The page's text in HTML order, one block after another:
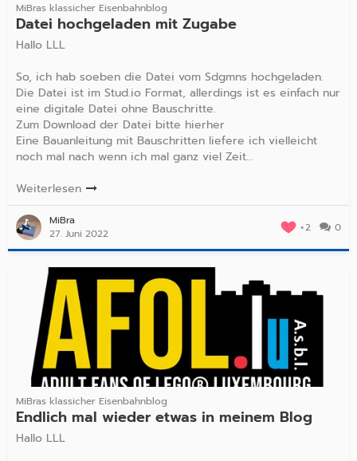
MiBras klassicher Eisenbahnblog
Datei hochgeladen mit Zugabe
Hallo LLL
So, ich hab soeben die Datei vom Sdgmns hochgeladen.
Die Datei ist im Stud.io Format, allerdings ist es einfach nur
eine digitale Datei ohne Bauschritte.
Zum Download der Datei bitte hierher
Eine Bauanleitung mit Bauschritten liefere ich vielleicht
noch mal nach wenn ich mal ganz viel Zeit…
Weiterlesen
MiBra
27. Juni 2022
2 0
MiBras klassicher Eisenbahnblog
Endlich mal wieder etwas in meinem Blog
Hallo LLL